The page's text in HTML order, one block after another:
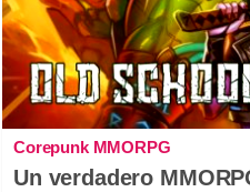
Corepunk MMORPG
Un verdadero